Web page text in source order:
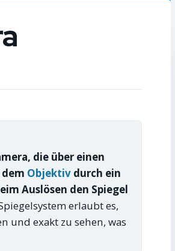
die über einen
dem Objektivdurch ein
Auslösen den Spiegel
erlaubt es,
und exakt zu sehen, was